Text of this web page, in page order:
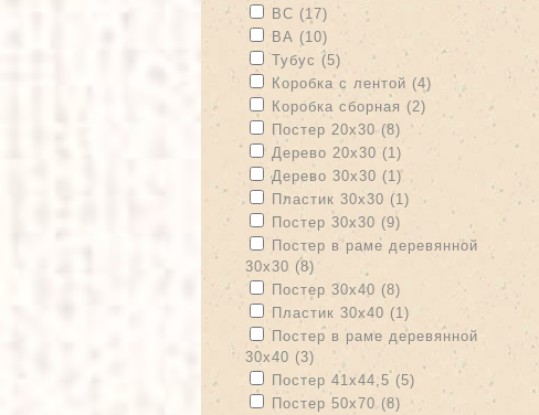
Apply ВС filter
ВС (17) Apply ВС filter
Apply ВА filter
ВА (10)
Apply Тубус filter
Тубус (5) Apply Тубус filter
Apply Коробка с лентой filter
Коробка с лентой (4) Apply
Apply Коробка сборная filter
Коробка сборная (2) Apply
Apply Постер 20х30 filter
Постер 20х30 (8) Apply Постер
Apply Дерево 20х30 filter
Дерево 20х30 (1) Apply Дерево
Apply Дерево 30х30 filter
Дерево 30х30 (1)Apply Дерево
Apply Пластик 30х30 filter
Пластик 30х30 (1) Apply Пластик
Apply Постер 30х30 filter
Постер 30х30 (9) Apply Постер
Apply Постер в раме деревянной
Постер в раме деревянной
30х30 (8) Apply Постер в раме
Apply Постер 30х40 filter
Постер 30х40 (8) Apply Постер
Apply Пластик 30х40 filter
Пластик 30х40 (1)
Apply Постер в раме деревянной
Постер в раме деревянной
30х40 (3) Apply Постер в раме
Apply Постер 41х44,5 filter
Постер 41х44,5 (5) Apply Постер
Apply Постер 50х70 filter
Постер 50х70 (8) Apply Постер